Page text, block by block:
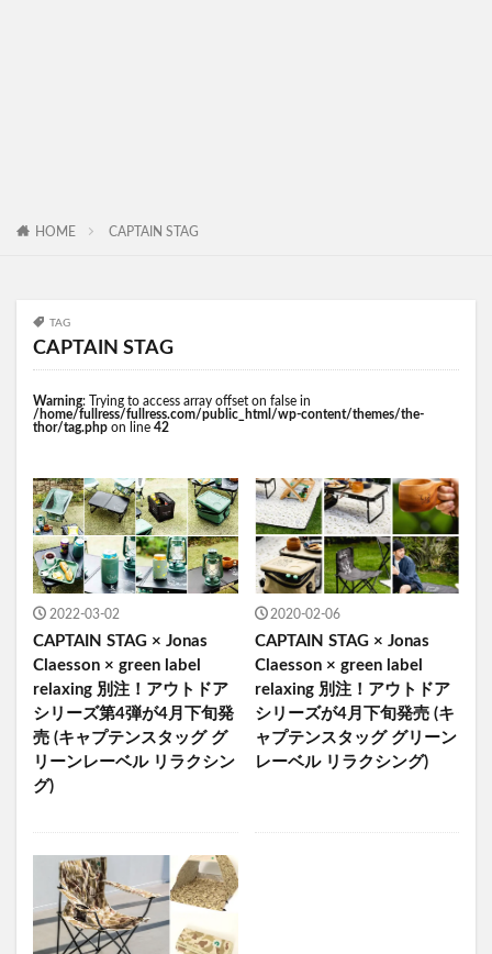
HOME CAPTAIN STAG
TAG
CAPTAIN STAG
Warning: Trying to access array offset on false in
/home/fullress/fullress.com/public_html/wp-content/themes/the-
thor/tag.php on line 42
2022-03-02
CAPTAIN STAG × Jonas
Claesson × green label
relaxing 別注！アウトドア
シリーズ第4弾が4月下旬発
売 (キャプテンスタッグ グ
リーンレーベル リラクシン
グ)
2020-02-06
CAPTAIN STAG × Jonas
Claesson × green label
relaxing 別注！アウトドア
シリーズが4月下旬発売 (キ
ャプテンスタッグ グリーン
レーベル リラクシング)